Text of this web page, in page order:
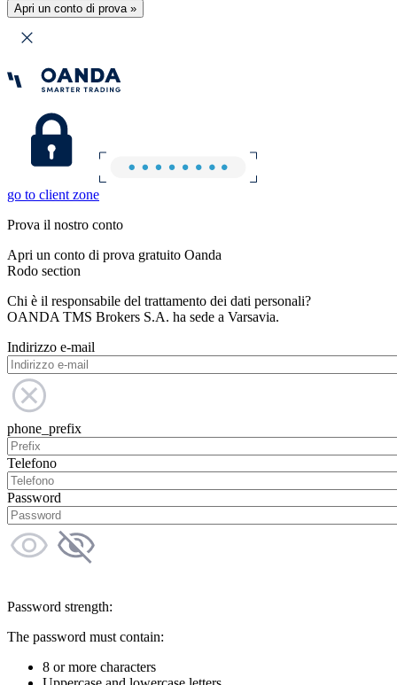
Apri un conto di prova »
go to client zone
Prova il nostro conto
Apri un conto di prova gratuito Oanda
Rodo section
Chi è il responsabile del trattamento dei dati personali?
OANDA TMS Brokers S.A. ha sede a Varsavia.
Indirizzo e-mail
phone_prefix
Telefono
Password
Password strength:
The password must contain:
8 or more characters